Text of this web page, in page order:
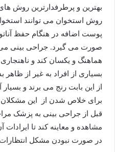
بهترین و پرطرفدارترین روش
روش استخوان می توانند
پوست اضافه در هنگام حفظ
صورت می گیرد. جراحی بینی می
هماهنگ و یکسان کند و ناهنجاری
بسیاری از افراد به غیر از
از این بابت رنج می برند و
برای خلاص شدن از این مشکلان
قبل از جراحی بینی به پزشک
مشاهده و معاینه کند تا
در صورت نبودن مشکل انتظارات